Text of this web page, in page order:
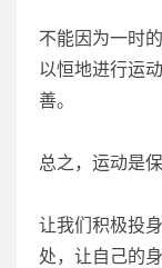
不能因为一时
以恒地进行运
善。
总之，运动是
让我们积极投
处，让自己的